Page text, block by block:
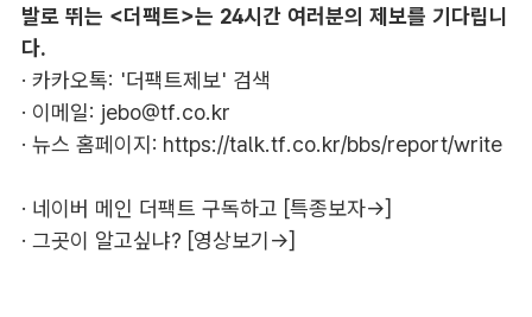
발로 뛰는 <더팩트>는 24시간 여러분의 제보를 기다립니
다.
· 카카오톡: '더팩트제보' 검색
· 이메일: jebo@tf.co.kr
· 뉴스 홈페이지: https://talk.tf.co.kr/bbs/report/write
· 네이버 메인 더팩트 구독하고 [특종보자→]
· 그곳이 알고싶냐? [영상보기→]